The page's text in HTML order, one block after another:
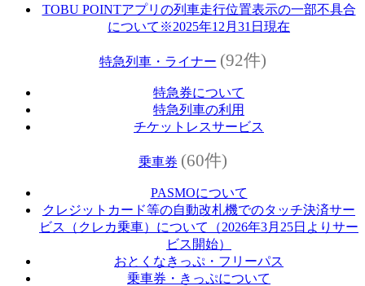
TOBU POINTアプリの列車走行位置表示の一部不具合
について※2025年12月31日現在
特急列車・ライナー (92件)
特急券について
特急列車の利用
チケットレスサービス
乗車券 (60件)
PASMOについて
クレジットカード等の自動改札機でのタッチ決済サー
ビス（クレカ乗車）について（2026年3月25日よりサー
ビス開始）
おとくなきっぷ・フリーパス
乗車券・きっぷについて